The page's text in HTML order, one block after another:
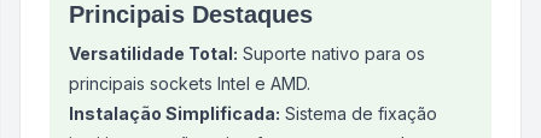
Principais Destaques
Versatilidade Total: Suporte nativo para os
principais sockets Intel e AMD.
Instalação Simplificada: Sistema de fixação